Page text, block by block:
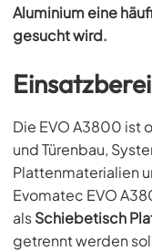
Aluminiumeine
gesucht wird.
Die EVO A3800 ist
und Türenbau,
Plattenmaterialien
Evomatec EVO
alsSchiebetisch
getrennt werden